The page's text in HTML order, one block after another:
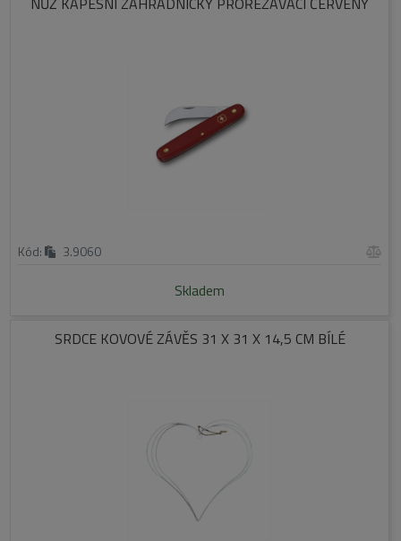
Kód: 3.9060
Skladem
SRDCE KOVOVÉ ZÁVĚS 31 X 31 X 14,5 CM BÍLÉ